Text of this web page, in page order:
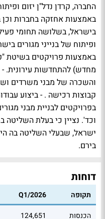
החברה, קרדן נדל"ן יזום
באמצעות אחזקה בחברות
בישראל, בשלושה תחומי
ופיתוח של בנייני מגורים
באמצעות פרויקטים בשיטת
מחדש) להתחדשות עירונית. -
והשכרה של מבני משרדים
קבוצות רכישה . - ביצוע
בפרויקטים לבניית מבני
וכד'. נציין כי בעלת השליטה
ישראל, שבעלי השליטה בה
בירם.
דוחות
תקופה
Q1/2026
הכנסות
124,651